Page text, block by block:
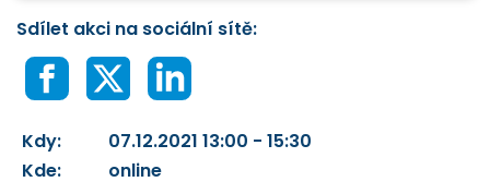
Sdílet akci na sociální sítě:
Kdy:
07.12.2021 13:00 - 15:30
Kde:
online